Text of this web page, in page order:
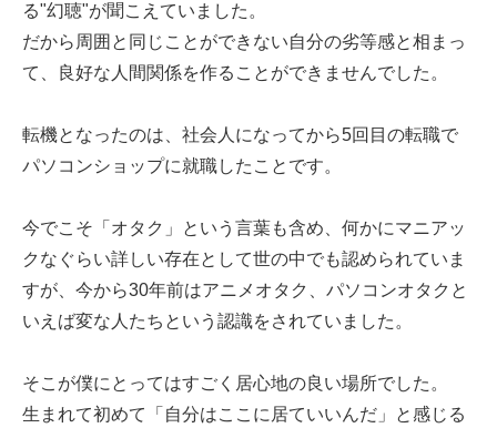
る"幻聴"が聞こえていました。
だから周囲と同じことができない自分の劣等感と相まっ
て、良好な人間関係を作ることができませんでした。
転機となったのは、社会人になってから5回目の転職で
パソコンショップに就職したことです。
今でこそ「オタク」という言葉も含め、何かにマニアッ
クなぐらい詳しい存在として世の中でも認められていま
すが、今から30年前はアニメオタク、パソコンオタクと
いえば変な人たちという認識をされていました。
そこが僕にとってはすごく居心地の良い場所でした。
生まれて初めて「自分はここに居ていいんだ」と感じる